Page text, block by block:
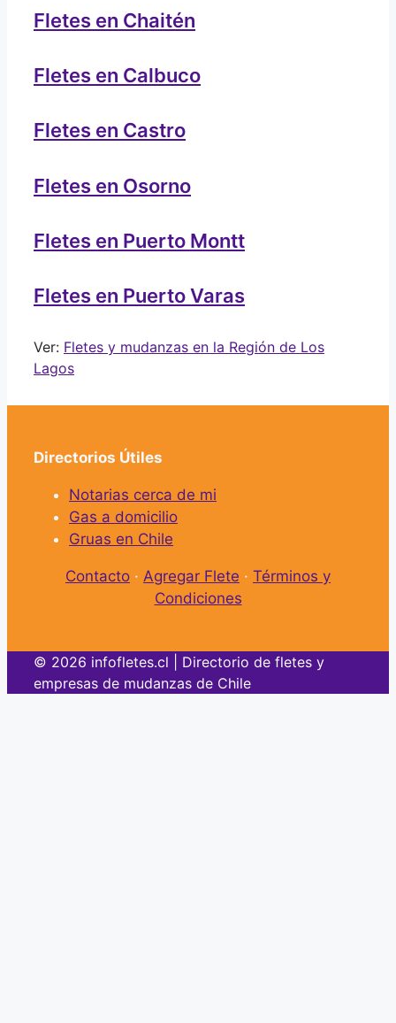
Fletes en Chaitén
Fletes en Calbuco
Fletes en Castro
Fletes en Osorno
Fletes en Puerto Montt
Fletes en Puerto Varas
Ver: Fletes y mudanzas en la Región de Los
Lagos
Directorios Útiles
Notarias cerca de mi
Gas a domicilio
Gruas en Chile
Contacto · Agregar Flete · Términos y
Condiciones
© 2026 infofletes.cl | Directorio de fletes y
empresas de mudanzas de Chile